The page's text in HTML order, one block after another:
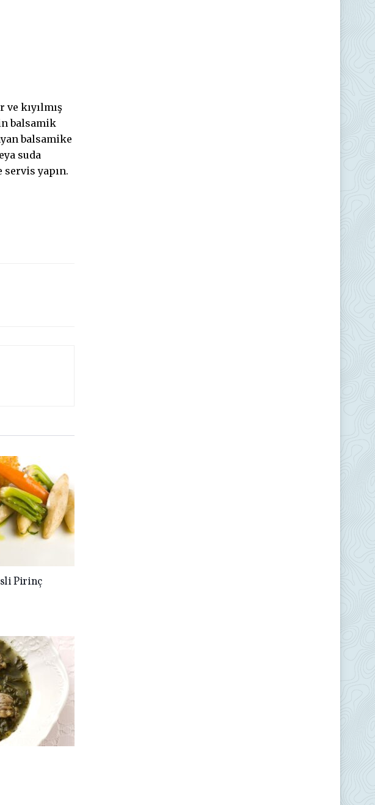
kıyılmış
balsamik
balsamike
suda
yapın.
Pirinç